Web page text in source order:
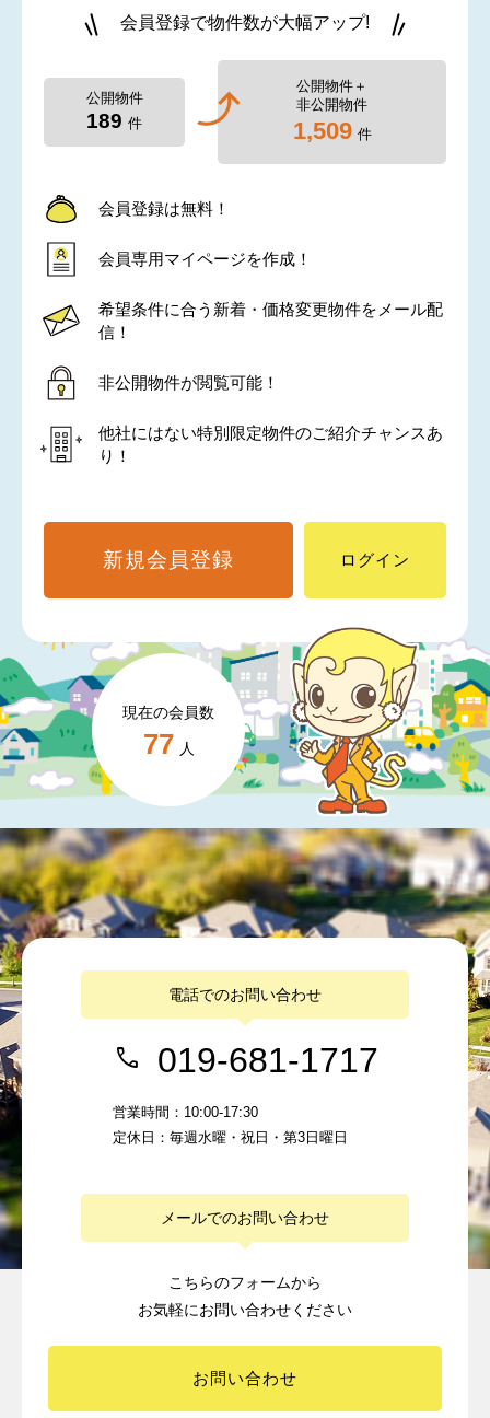
現在の会員数
77 人
会員登録で物件数が大幅アップ!
公開物件
189 件
公開物件＋
非公開物件
1,509 件
会員登録は無料！
会員専用マイページを作成！
希望条件に合う新着・価格変更物件をメール配
信！
非公開物件が閲覧可能！
他社にはない特別限定物件のご紹介チャンスあ
り！
新規会員登録 ログイン
電話でのお問い合わせ
019-681-1717
営業時間：10:00-17:30
定休日：毎週水曜・祝日・第3日曜日
メールでのお問い合わせ
こちらのフォームから
お気軽にお問い合わせください
お問い合わせ